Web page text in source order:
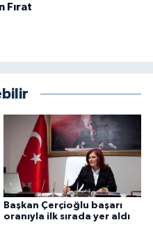
Fırat
Başkan Çerçioğlu başarı
oranıyla ilk sırada yer aldı